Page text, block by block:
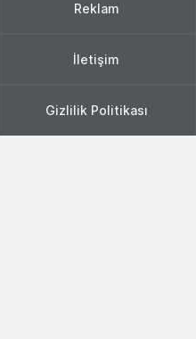
Reklam
İletişim
Gizlilik Politikası